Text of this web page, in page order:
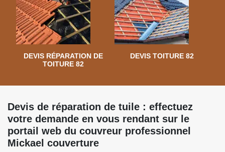
DEVIS RÉPARATION DE
TOITURE 82
DEVIS TOITURE 82
Devis de réparation de tuile : effectuez
votre demande en vous rendant sur le
portail web du couvreur professionnel
Mickael couverture